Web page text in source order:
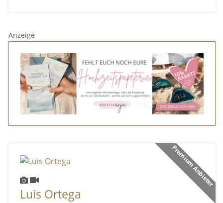
Anzeige
Premium Anbieter
Luis Ortega